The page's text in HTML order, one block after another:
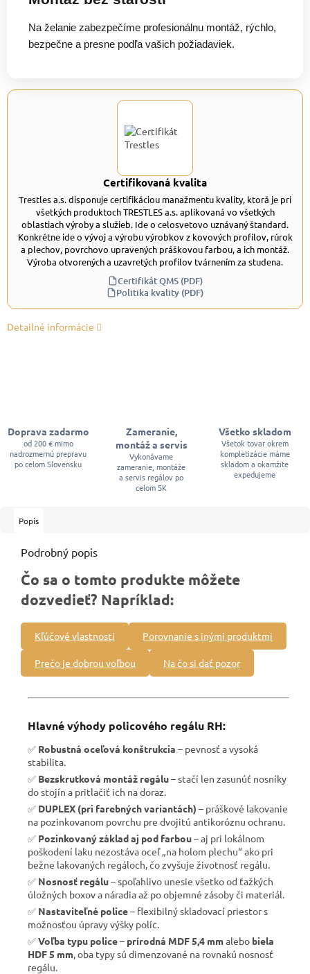
Na želanie zabezpečíme profesionálnu montáž, rýchlo,
bezpečne a presne podľa vašich požiadaviek.
Certifikovaná kvalita
Trestles a.s. disponuje certifikáciou manažmentu kvality, ktorá je pri
všetkých produktoch TRESTLES a.s. aplikovaná vo všetkých
oblastiach výroby a služieb. Ide o celosvetovo uznávaný štandard.
Konkrétne ide o vývoj a výrobu výrobkov z kovových profilov, rúrok
a plechov, povrchovo upravených práškovou farbou, a ich montáž.
Výroba otvorených a uzavretých profilov tvárnením za studena.
Certifikát QMS (PDF)
Politika kvality (PDF)
Detailné informácie
Doprava zadarmo
od 200 € mimo
nadrozmernú prepravu
po celom Slovensku
Zameranie,
montáž a servis
Vykonávame
zameranie, montáže
a servis regálov po
celom SK
Všetko skladom
Všetok tovar okrem
kompletizácie máme
skladom a okamžite
expedujeme
Popis
Podrobný popis
Čo sa o tomto produkte môžete
dozvedieť? Napríklad:
Kľúčové vlastnosti Porovnanie s inými produktmi
Prečo je dobrou voľbou Na čo si dať pozor
Hlavné výhody policového regálu RH:
✅ Robustná oceľová konštrukcia – pevnosť a vysoká
stabilita.
✅ Bezskrutková montáž regálu– stačí len zasunúť nosníky
do stojín a pritlačiť ich na doraz.
✅ DUPLEX (pri farebných variantách) – práškové lakovanie
na pozinkovanom povrchu pre dvojitú antikoróznu ochranu.
✅ Pozinkovaný základ aj pod farbou– aj pri lokálnom
poškodení laku nezostáva oceľ „na holom plechu“ ako pri
bežne lakovaných regáloch, čo zvyšuje životnosť regálu.
✅ Nosnosť regálu– spoľahlivo unesie všetko od ťažkých
úložných boxov a náradia až po objemné zásoby či materiál.
✅ Nastaviteľné police– flexibilný skladovací priestor s
možnosťou úpravy výšky políc.
✅Voľba typu police– prírodná MDF 5,4 mmalebo biela
HDF 5 mm , oba typy sú dimenzované na rovnakú nosnosť
regálu.